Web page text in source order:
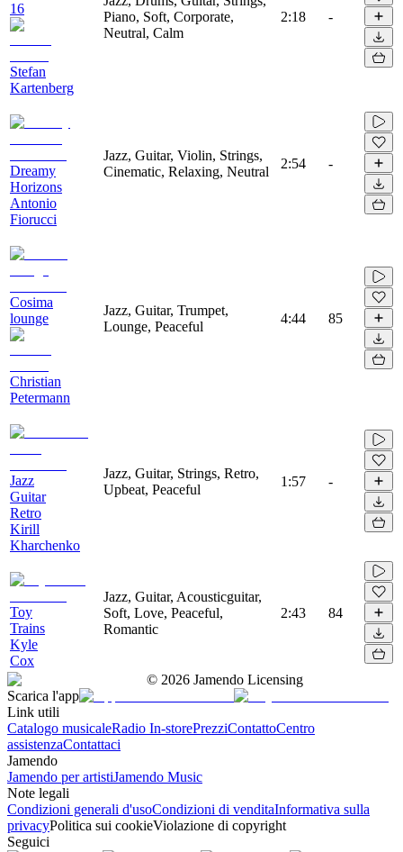
16
Stefan
Kartenberg
Piano, Soft, Corporate,
Neutral, Calm
2:18 -
Dreamy
Horizons
Antonio
Fiorucci
Jazz, Guitar, Violin, Strings,
Cinematic, Relaxing, Neutral
2:54 -
Cosima
lounge
Christian
Petermann
Jazz, Guitar, Trumpet,
Lounge, Peaceful
4:44 85
Jazz
Guitar
Retro
Kirill
Kharchenko
Jazz, Guitar, Strings, Retro,
Upbeat, Peaceful
1:57 -
Toy
Trains
Kyle
Cox
Jazz, Guitar, Acousticguitar,
Soft, Love, Peaceful,
Romantic
2:43 84
© 2026 Jamendo Licensing
Scarica l'app
Link utili
Catalogo musicaleRadio In-storePrezziContattoCentro
assistenzaContattaci
Jamendo
Jamendo per artistiJamendo Music
Note legali
Condizioni generali d'usoCondizioni di venditaInformativa sulla
privacyPolitica sui cookieViolazione di copyright
Seguici